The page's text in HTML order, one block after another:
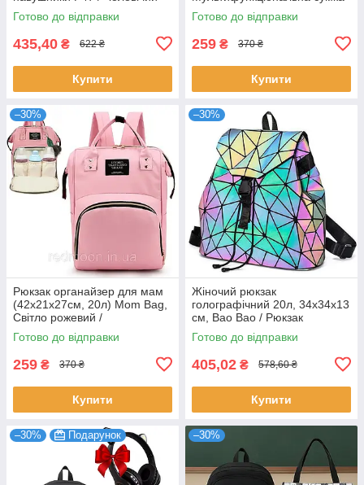
рюкзак з USB / Рюкзак із
зарядкою
Готово до відправки
435,40 ₴ 622 ₴
Купити
для мам
Готово до відправки
259 ₴ 370 ₴
Купити
–30%
Рюкзак органайзер для мам
(42х21х27см, 20л) Mom Bag,
Світло рожевий /
Мультифункціональна сумка
для мам
Готово до відправки
259 ₴ 370 ₴
Купити
–30%
Жіночий рюкзак
голографічний 20л, 34х34х13
см, Bao Bao / Рюкзак
маленький / Міський рюкзак
хамелеон
Готово до відправки
405,02 ₴ 578,60 ₴
Купити
–30% Подарунок –30%